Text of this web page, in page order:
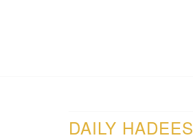
DAILY HADEES